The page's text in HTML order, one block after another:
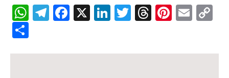
WhatsApp
Telegram
Facebook
X LinkedIn
Twitter
Threads